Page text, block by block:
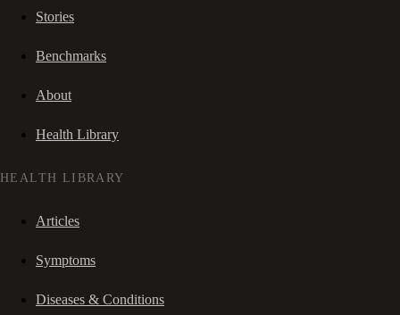
Stories
Benchmarks
About
Health Library
HEALTH LIBRARY
Articles
Symptoms
Diseases & Conditions